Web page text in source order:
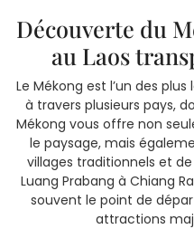
Découverte du
au Laos
Le Mékong est l’un des plus
à travers plusieurs pays,
Mékong vous offre non
le paysage, mais
villages traditionnels et
Luang Prabang à Chiang
souvent le point de
attractions